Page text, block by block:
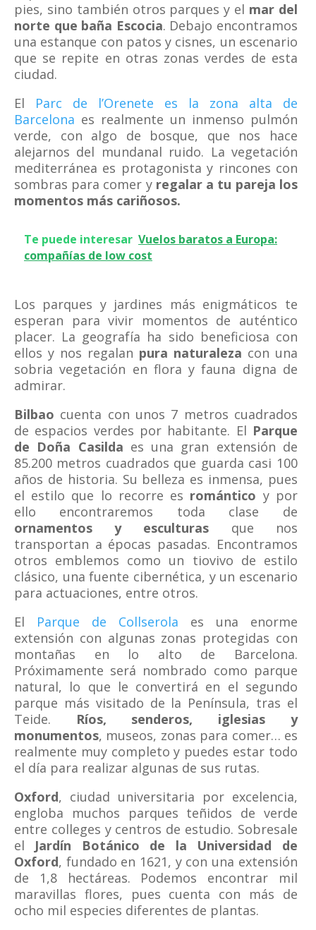
pies, sino también otros parques y el mar del
norte que baña Escocia. Debajo encontramos
una estanque con patos y cisnes, un escenario
que se repite en otras zonas verdes de esta
ciudad.
El Parc de l’Orenete es la zona alta de
Barcelona es realmente un inmenso pulmón
verde, con algo de bosque, que nos hace
alejarnos del mundanal ruido. La vegetación
mediterránea es protagonista y rincones con
sombras para comer y regalar a tu pareja los
momentos más cariñosos.
Te puede interesar Vuelos baratos a Europa:
compañías de low cost
Los parques y jardines más enigmáticos te
esperan para vivir momentos de auténtico
placer. La geografía ha sido beneficiosa con
ellos y nos regalan pura naturaleza con una
sobria vegetación en flora y fauna digna de
admirar.
Bilbao cuenta con unos 7 metros cuadrados
de espacios verdes por habitante. El Parque
de Doña Casilda es una gran extensión de
85.200 metros cuadrados que guarda casi 100
años de historia. Su belleza es inmensa, pues
el estilo que lo recorre es romántico y por
ello encontraremos toda clase de
ornamentos y esculturas que nos
transportan a épocas pasadas. Encontramos
otros emblemos como un tiovivo de estilo
clásico, una fuente cibernética, y un escenario
para actuaciones, entre otros.
El Parque de Collserola es una enorme
extensión con algunas zonas protegidas con
montañas en lo alto de Barcelona.
Próximamente será nombrado como parque
natural, lo que le convertirá en el segundo
parque más visitado de la Península, tras el
Teide. Ríos, senderos, iglesias y
monumentos, museos, zonas para comer… es
realmente muy completo y puedes estar todo
el día para realizar algunas de sus rutas.
Oxford, ciudad universitaria por excelencia,
engloba muchos parques teñidos de verde
entre colleges y centros de estudio. Sobresale
el Jardín Botánico de la Universidad de
Oxford, fundado en 1621, y con una extensión
de 1,8 hectáreas. Podemos encontrar mil
maravillas flores, pues cuenta con más de
ocho mil especies diferentes de plantas.